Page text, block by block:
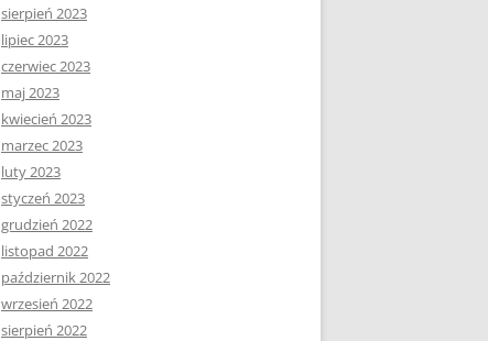
sierpień 2023
lipiec 2023
czerwiec 2023
maj 2023
kwiecień 2023
marzec 2023
luty 2023
styczeń 2023
grudzień 2022
listopad 2022
październik 2022
wrzesień 2022
sierpień 2022